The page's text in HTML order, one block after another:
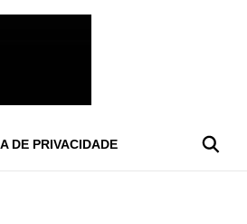
DE PRIVACIDADE